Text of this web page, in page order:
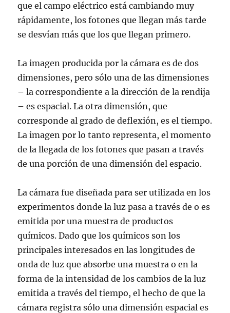
que el campo eléctrico está cambiando muy
rápidamente, los fotones que llegan más tarde
se desvían más que los que llegan primero.
La imagen producida por la cámara es de dos
dimensiones, pero sólo una de las dimensiones
– la correspondiente a la dirección de la rendija
– es espacial. La otra dimensión, que
corresponde al grado de deflexión, es el tiempo.
La imagen por lo tanto representa, el momento
de la llegada de los fotones que pasan a través
de una porción de una dimensión del espacio.
La cámara fue diseñada para ser utilizada en los
experimentos donde la luz pasa a través de o es
emitida por una muestra de productos
químicos. Dado que los químicos son los
principales interesados en las longitudes de
onda de luz que absorbe una muestra o en la
forma de la intensidad de los cambios de la luz
emitida a través del tiempo, el hecho de que la
cámara registra sólo una dimensión espacial es